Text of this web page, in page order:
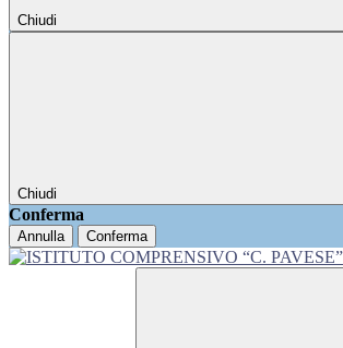
Chiudi
Chiudi
Conferma
Annulla Conferma